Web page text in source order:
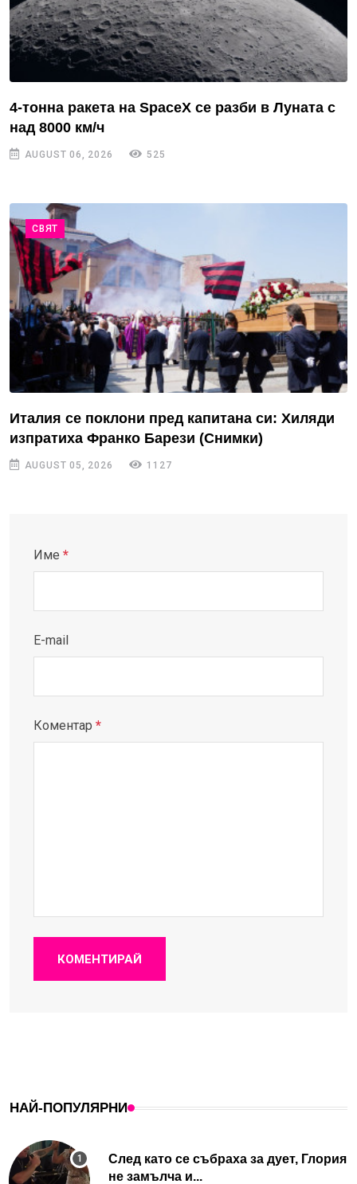
4-тонна ракета на SpaceX се разби в Луната с
над 8000 км/ч
AUGUST 06, 2026 525
СВЯТ
Италия се поклони пред капитана си: Хиляди
изпратиха Франко Барези (Снимки)
AUGUST 05, 2026 1127
Име *
E-mail
Коментар *
КОМЕНТИРАЙ
НАЙ-ПОПУЛЯРНИ
След като се събраха за дует, Глория
не замълча и...